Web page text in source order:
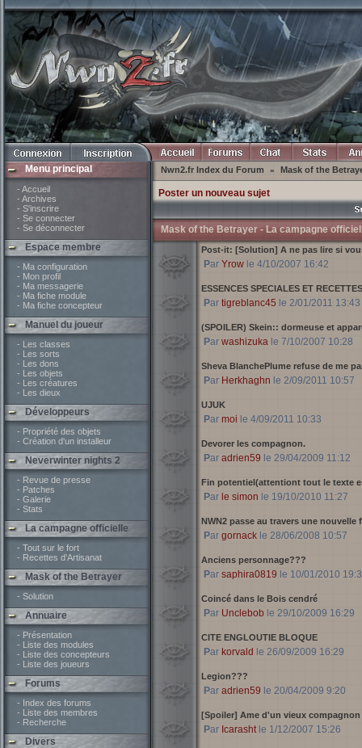
Menu principal
- Accueil
- Archives
- S'inscrire
- Se connecter
- Se déconnecter
Espace membre
- Ma configuration
- Mon profil
- Ma messagerie
- Ma fiche module
- Ma fiche concepteur
Manuel du joueur
- Les classes
- Les sorts
- Les dons
- Les objets
- Les créatures
- Les dieux
Développeurs
- Propriété des objets
- Création d'un installeur
Neverwinter nights 2
- Revue de presse
- Patches
- Galerie
- Stats
La campagne officielle
- Tout sur le fort
- Recettes d'Artisanat
Mask of the Betrayer
- Solution
Annuaire
- Présentation
- Liste des modules
- Liste des concepteurs
- Liste des joueurs
Forums
- Index des forums
- Liste des membres
- Recherche
Divers
Nwn2.fr Index du Forum » Mask of the
Poster un nouveau sujet
Mask of the Betrayer - La campagne
Post-it: [Solution] A ne pas lire si
Par Yrowle 4/10/2007 16:42
ESSENCES SPECIALES ET RECETTES
Par tigreblanc45 le 2/01/2011 13:43
(SPOILER) Skein:: dormeuse et
Par washizukale 7/10/2007 10:28
Sheva BlanchePlume refuse de me
Par Herkhaghn le 2/09/2011 10:57
UJUK
Par moi le 4/09/2011 10:33
Devorer les compagnon.
Par adrien59 le 29/04/2009 11:12
Fin potentiel(attentiont tout le texte
Par le simon le 19/10/2010 11:27
NWN2 passe au travers une nouvelle
Par gornackle 28/06/2008 10:57
Anciens personnage???
Par saphira0819 le 10/01/2010
Coincé dans le Bois cendré
Par Unclebob le 29/10/2009 16:29
CITE ENGLOUTIE BLOQUE
Par korvald le 26/09/2009 16:29
Legion???
Par adrien59 le 20/04/2009 9:20
[Spoiler] Ame d'un vieux compagnon
Par Icarashtle 1/12/2007 15:26